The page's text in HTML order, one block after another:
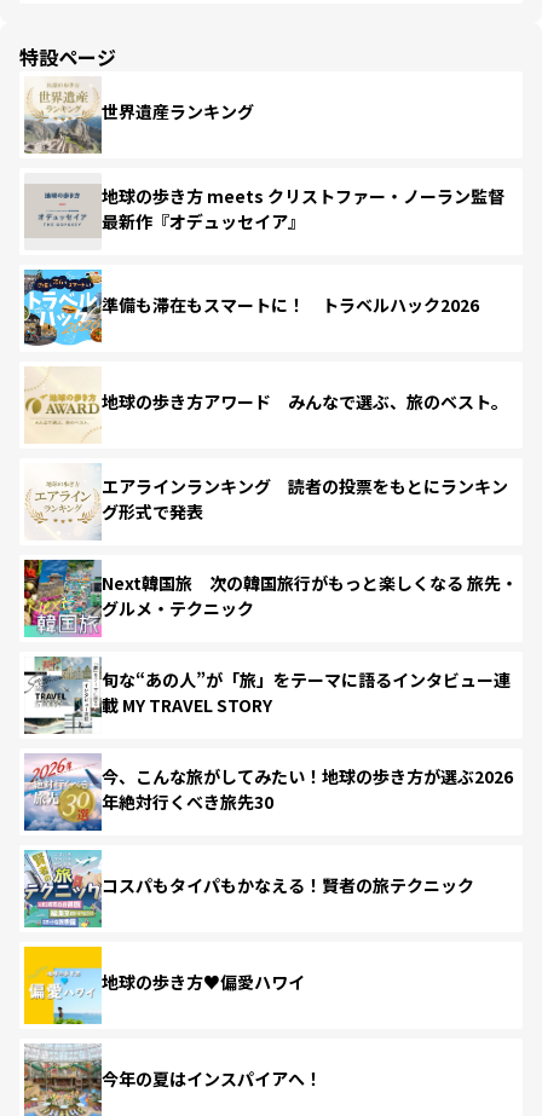
特設ページ
世界遺産ランキング
地球の歩き方 meets クリストファー・ノーラン監督
最新作『オデュッセイア』
準備も滞在もスマートに！ トラベルハック2026
地球の歩き方アワード みんなで選ぶ、旅のベスト。
エアラインランキング 読者の投票をもとにランキン
グ形式で発表
Next韓国旅 次の韓国旅行がもっと楽しくなる 旅先・
グルメ・テクニック
旬な“あの人”が「旅」をテーマに語るインタビュー連
載 MY TRAVEL STORY
今、こんな旅がしてみたい！地球の歩き方が選ぶ2026
年絶対行くべき旅先30
コスパもタイパもかなえる！賢者の旅テクニック
地球の歩き方♥偏愛ハワイ
今年の夏はインスパイアへ！